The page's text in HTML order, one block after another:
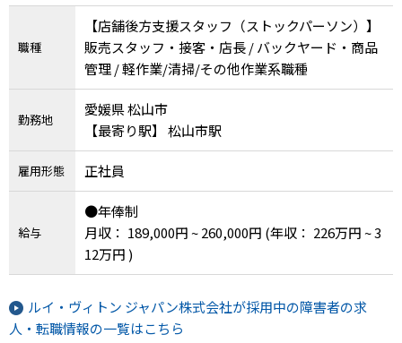
職種
【店舗後方支援スタッフ（ストックパーソン）】
販売スタッフ・接客・店長 / バックヤード・商品
管理 / 軽作業/清掃/その他作業系職種
勤務地
愛媛県 松山市
【最寄り駅】 松山市駅
雇用形態 正社員
給与
●年俸制
月収： 189,000円 ~ 260,000円 (年収： 226万円 ~ 3
12万円 )
ルイ・ヴィトン ジャパン株式会社が採用中の障害者の求
人・転職情報の一覧はこちら